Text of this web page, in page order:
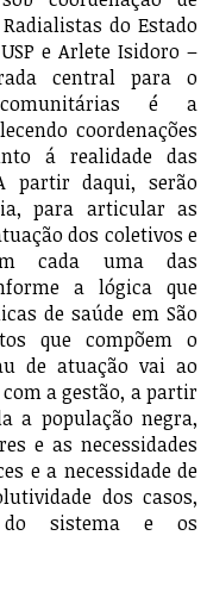
do Estado
e Arlete Isidoro –
central para o
é a
coordenações
á realidade das
partir daqui, serão
para articular as
dos coletivos e
cada uma das
a lógica que
de saúde em São
que compõem o
de atuação vai ao
a gestão, a partir
a população negra,
e as necessidades
e a necessidade de
dos casos,
do sistema e os